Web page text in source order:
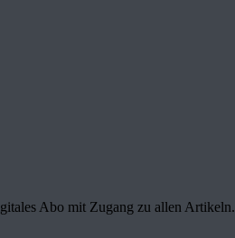
Abo mit Zugang zu allen Artikeln.